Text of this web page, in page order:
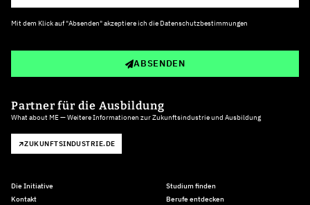
Mit dem Klick auf "Absenden" akzeptiere ich die Datenschutzbestimmungen
ABSENDEN
Partner für die Ausbildung
What about ME — Weitere Informationen zur Zukunftsindustrie und Ausbildung
ZUKUNFTSINDUSTRIE.DE
Die Initiative
Kontakt
Studium finden
Berufe entdecken